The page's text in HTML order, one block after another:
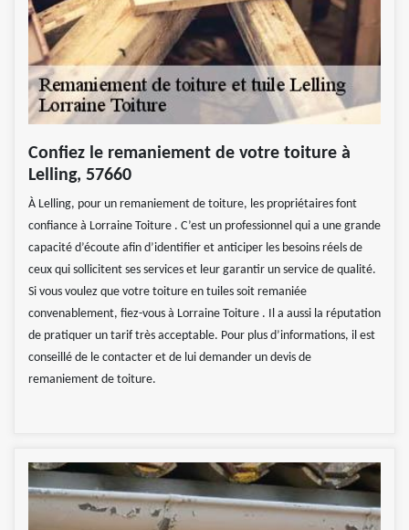
Confiez le remaniement de votre toiture à
Lelling, 57660
À Lelling, pour un remaniement de toiture, les propriétaires font
confiance à Lorraine Toiture . C’est un professionnel qui a une grande
capacité d’écoute afin d’identifier et anticiper les besoins réels de
ceux qui sollicitent ses services et leur garantir un service de qualité.
Si vous voulez que votre toiture en tuiles soit remaniée
convenablement, fiez-vous à Lorraine Toiture . Il a aussi la réputation
de pratiquer un tarif très acceptable. Pour plus d’informations, il est
conseillé de le contacter et de lui demander un devis de
remaniement de toiture.